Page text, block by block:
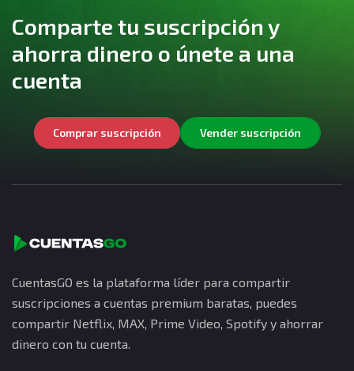
Comparte tu suscripción y
ahorra dinero o únete a una
cuenta
Comprar suscripción Vender suscripción
CuentasGO es la plataforma líder para compartir
suscripciones a cuentas premium baratas, puedes
compartir Netflix, MAX, Prime Video, Spotify y ahorrar
dinero con tu cuenta.